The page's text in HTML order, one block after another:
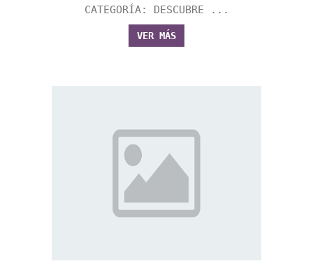
CATEGORÍA: DESCUBRE ...
VER MÁS